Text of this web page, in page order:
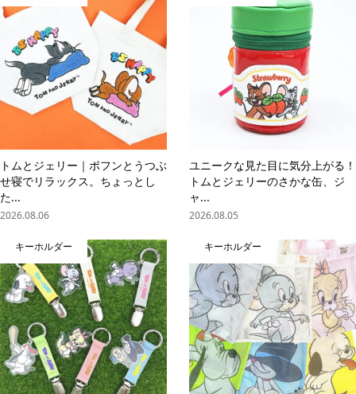
トムとジェリー｜ポフンとうつぶ
せ寝でリラックス。ちょっとし
た...
2026.08.06
ユニークな見た目に気分上がる！
トムとジェリーのさかな缶、ジ
ャ...
2026.08.05
キーホルダー キーホルダー